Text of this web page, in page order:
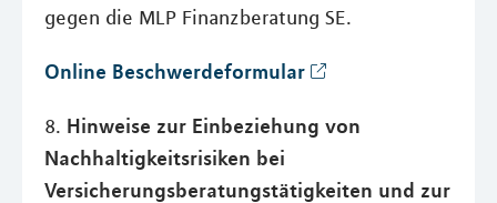
gegen die MLP Finanzberatung SE.
Online Beschwerdeformular
8. Hinweise zur Einbeziehung von
Nachhaltigkeitsrisiken bei
Versicherungsberatungstätigkeiten und zur